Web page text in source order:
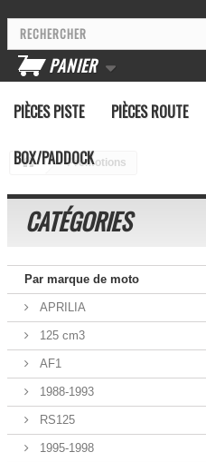
PANIER
PIÈCES PISTE PIÈCES ROUTE
BOX/PADDOCKPromotions
CATÉGORIES
Par marque de moto
APRILIA
125 cm3
AF1
1988-1993
RS125
1995-1998